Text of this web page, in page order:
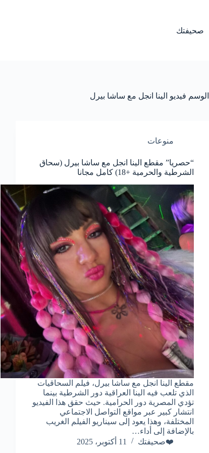
صحيفتك
الوسم فيديو الينا انجل مع ساشا بيرل
منوعات
“حصريا” مقطع الينا انجل مع ساشا بيرل (سحاق
الشرطية والحرمية +18) كامل مجانا
مقطع الينا انجل مع ساشا بيرل، فيلم السحاقيات
الذي تلعب فيه الينا العراقية دور الشرطية بينما
تؤدي المصرية دور الحرامية. حيث حقق هذا الفيديو
انتشار كبير عبر مواقع التواصل الاجتماعي
المختلفة، وهذا يعود إلى سيناريو الفيلم الغريب
بالإضافة إلى أداء…
❤️صحيفتك
11 أكتوبر، 2025